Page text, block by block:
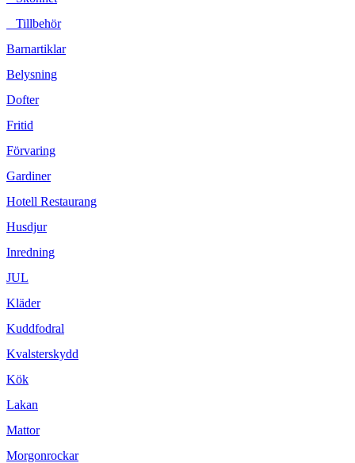
Tillbehör
Barnartiklar
Belysning
Dofter
Fritid
Förvaring
Gardiner
Hotell Restaurang
Husdjur
Inredning
JUL
Kläder
Kuddfodral
Kvalsterskydd
Kök
Lakan
Mattor
Morgonrockar